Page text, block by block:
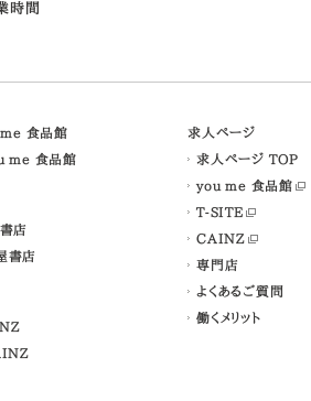
時間
食品館
me 食品館
店
書店
求人ページ
求人ページ TOP
you me 食品館
T-SITE
CAINZ
専門店
よくあるご質問
働くメリット